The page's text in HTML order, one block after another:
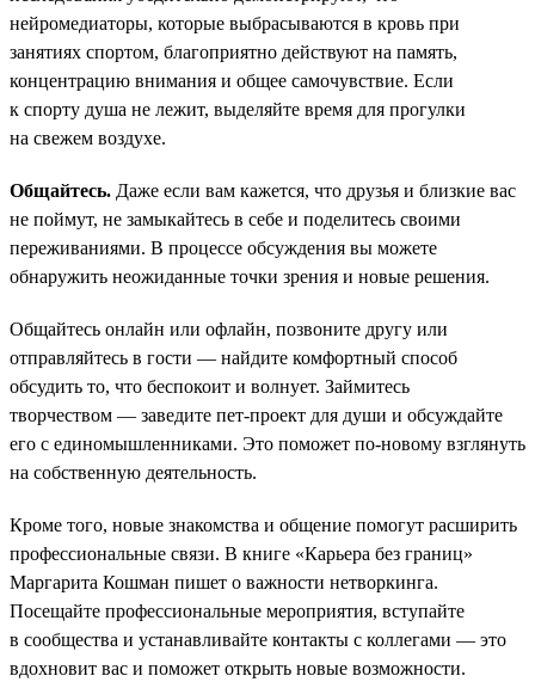
нейромедиаторы, которые выбрасываются в кровь при
занятиях спортом, благоприятно действуют на память,
концентрацию внимания и общее самочувствие. Если
к спорту душа не лежит, выделяйте время для прогулки
на свежем воздухе.
Общайтесь. Даже если вам кажется, что друзья и близкие вас
не поймут, не замыкайтесь в себе и поделитесь своими
переживаниями. В процессе обсуждения вы можете
обнаружить неожиданные точки зрения и новые решения.
Общайтесь онлайн или офлайн, позвоните другу или
отправляйтесь в гости — найдите комфортный способ
обсудить то, что беспокоит и волнует. Займитесь
творчеством — заведите пет-проект для души и обсуждайте
его с единомышленниками. Это поможет по-новому взглянуть
на собственную деятельность.
Кроме того, новые знакомства и общение помогут расширить
профессиональные связи. В книге «Карьера без границ»
Маргарита Кошман пишет о важности нетворкинга.
Посещайте профессиональные мероприятия, вступайте
в сообщества и устанавливайте контакты с коллегами — это
вдохновит вас и поможет открыть новые возможности.